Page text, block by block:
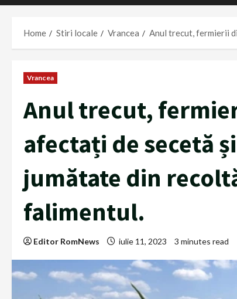
Home Stiri locale Vrancea Anul trecut, fermierii
Vrancea
Anul trecut,
afectați de secetă
jumătate din
falimentul.
Editor RomNews iulie 11, 2023 3 minutes read